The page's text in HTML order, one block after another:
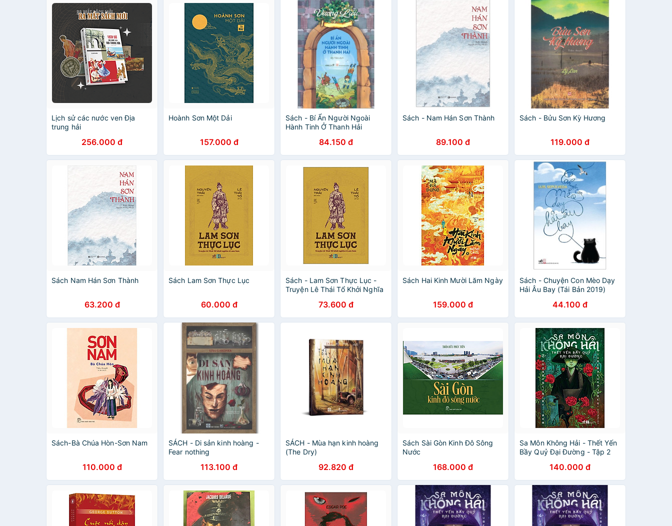
Lịch sử các nước ven Địa
trung hải
256.000 đ
Hoành Sơn Một Dải
157.000 đ
Sách - Bí Ẩn Người Ngoài
Hành Tinh Ở Thanh Hải
84.150 đ
Sách - Nam Hán Sơn Thành
89.100 đ
Sách - Bửu Sơn Kỳ Hương
119.000 đ
Sách Nam Hán Sơn Thành
63.200 đ
Sách Lam Sơn Thực Lục
60.000 đ
Sách - Lam Sơn Thực Lục -
Truyện Lê Thái Tổ Khởi Nghĩa
73.600 đ
Sách Hai Kinh Mười Lăm Ngày
159.000 đ
Sách - Chuyện Con Mèo Dạy
Hải Âu Bay (Tái Bản 2019)
44.100 đ
Sách-Bà Chúa Hòn-Sơn Nam
110.000 đ
SÁCH - Di sản kinh hoàng -
Fear nothing
113.100 đ
SÁCH - Mùa hạn kinh hoàng
(The Dry)
92.820 đ
Sách Sài Gòn Kinh Đô Sông
Nước
168.000 đ
Sa Môn Không Hải - Thết Yến
Bầy Quỷ Đại Đường - Tập 2
140.000 đ